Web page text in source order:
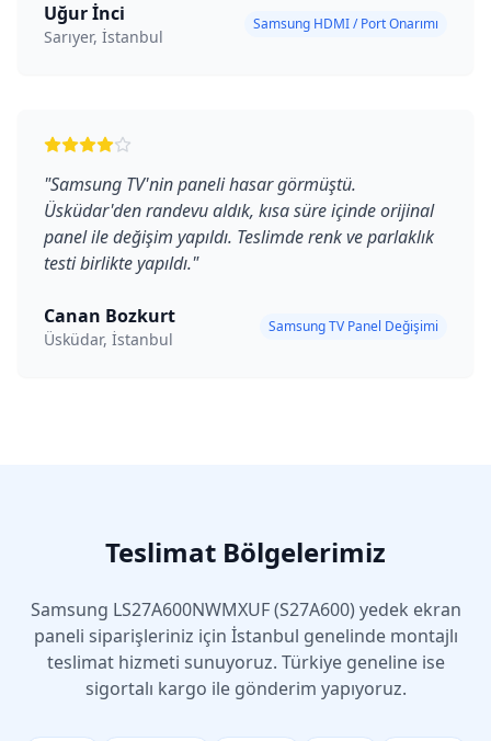
Uğur İnci
Sarıyer, İstanbul
Samsung HDMI / Port Onarımı
"Samsung TV'nin paneli hasar görmüştü.
Üsküdar'den randevu aldık, kısa süre içinde orijinal
panel ile değişim yapıldı. Teslimde renk ve parlaklık
testi birlikte yapıldı."
Canan Bozkurt
Üsküdar, İstanbul
Samsung TV Panel Değişimi
Teslimat Bölgelerimiz
Samsung LS27A600NWMXUF (S27A600) yedek ekran
paneli siparişleriniz için İstanbul genelinde montajlı
teslimat hizmeti sunuyoruz. Türkiye geneline ise
sigortalı kargo ile gönderim yapıyoruz.